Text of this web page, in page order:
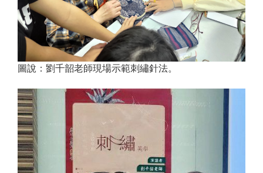
圖說：劉千韶老師現場示範刺繡針法。